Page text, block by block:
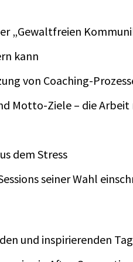
„Gewaltfreien
kann
von Coaching-
Motto-Ziele – die
dem Stress
seiner Wahl
und inspirierenden